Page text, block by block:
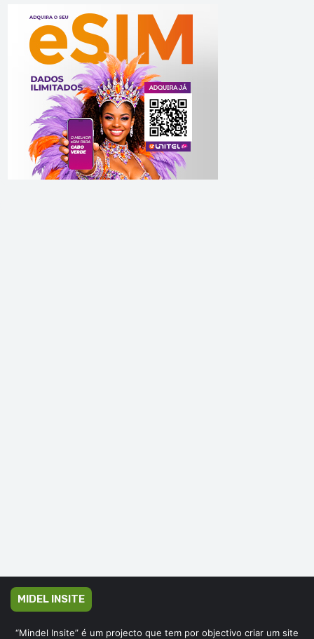
MIDEL INSITE
“Mindel Insite” é um projecto que tem por objectivo criar um site